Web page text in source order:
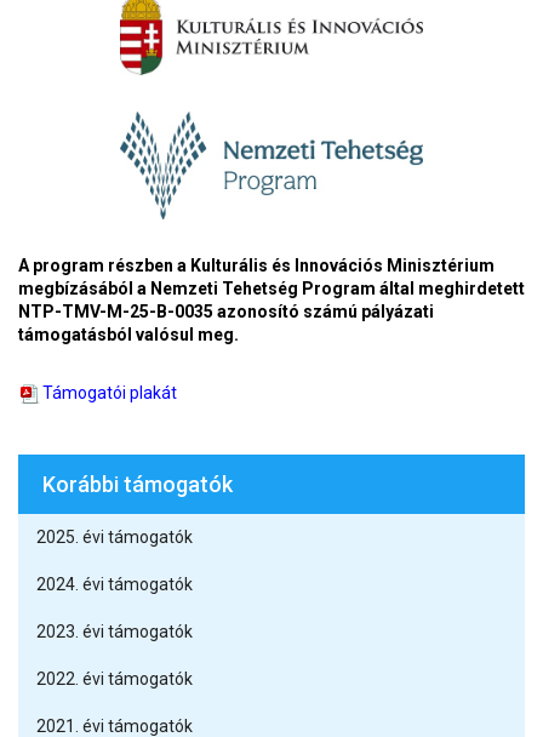
A program részben a Kulturális és Innovációs Minisztérium
megbízásából a Nemzeti Tehetség Program által meghirdetett
NTP-TMV-M-25-B-0035 azonosító számú pályázati
támogatásból valósul meg.
Támogatói plakát
Korábbi támogatók
2025. évi támogatók
2024. évi támogatók
2023. évi támogatók
2022. évi támogatók
2021. évi támogatók